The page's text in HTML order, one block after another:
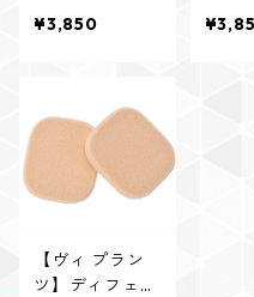
(パフ付)しっと
¥3,850
(パフ
【ヴィ プラン
ツ】ディフェン